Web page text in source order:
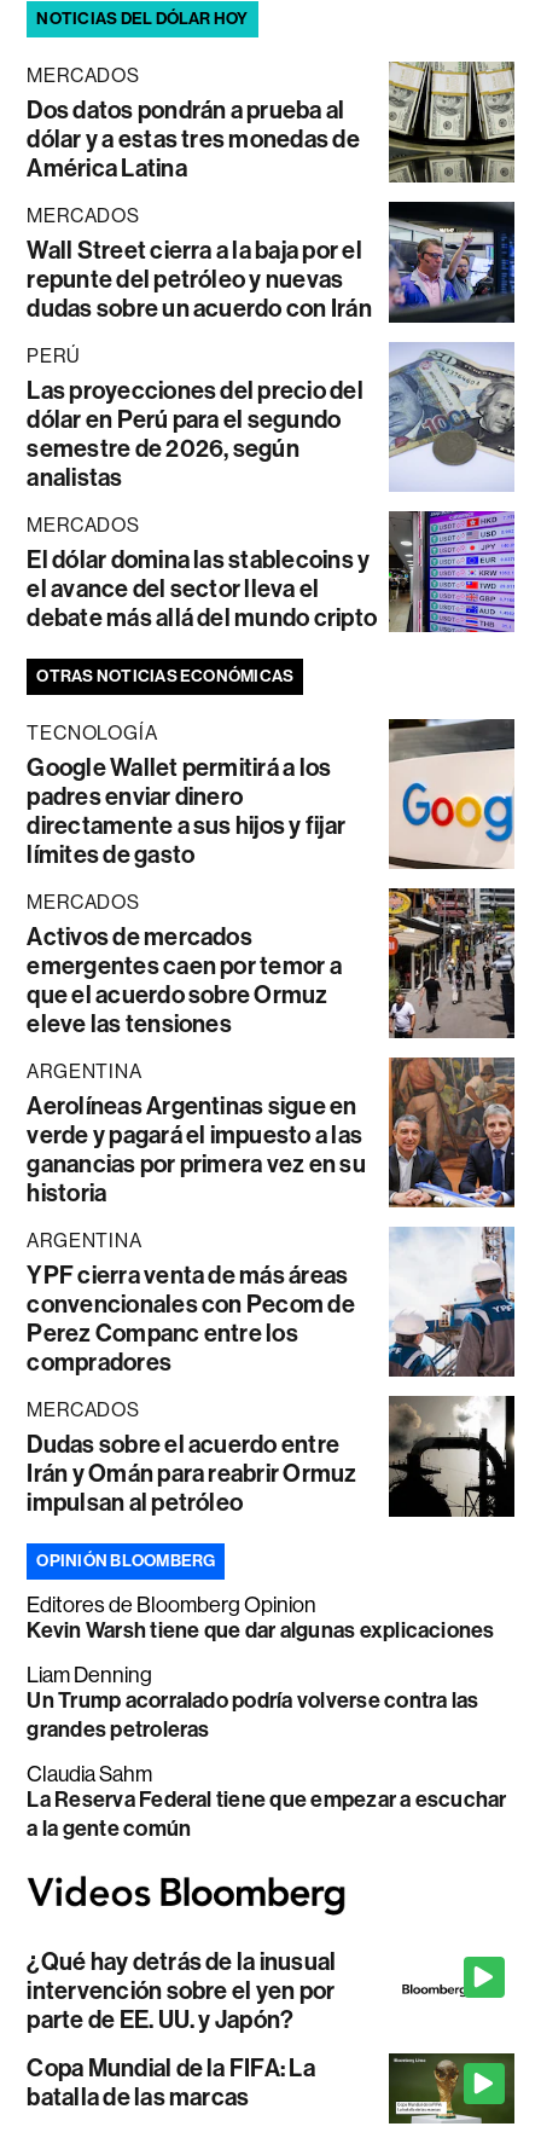
NOTICIAS DEL DÓLAR HOY
MERCADOS
Dos datos pondrán a prueba al
dólar y a estas tres monedas de
América Latina
MERCADOS
Wall Street cierra a la baja por el
repunte del petróleo y nuevas
dudas sobre un acuerdo con Irán
PERÚ
Las proyecciones del precio del
dólar en Perú para el segundo
semestre de 2026, según
analistas
MERCADOS
El dólar domina las stablecoins y
el avance del sector lleva el
debate más allá del mundo cripto
OTRAS NOTICIAS ECONÓMICAS
TECNOLOGÍA
Google Wallet permitirá a los
padres enviar dinero
directamente a sus hijos y fijar
límites de gasto
MERCADOS
Activos de mercados
emergentes caen por temor a
que el acuerdo sobre Ormuz
eleve las tensiones
ARGENTINA
Aerolíneas Argentinas sigue en
verde y pagará el impuesto a las
ganancias por primera vez en su
historia
ARGENTINA
YPF cierra venta de más áreas
convencionales con Pecom de
Perez Companc entre los
compradores
MERCADOS
Dudas sobre el acuerdo entre
Irán y Omán para reabrir Ormuz
impulsan al petróleo
OPINIÓN BLOOMBERG
Editores de Bloomberg Opinion
Kevin Warsh tiene que dar algunas explicaciones
Liam Denning
Un Trump acorralado podría volverse contra las
grandes petroleras
Claudia Sahm
La Reserva Federal tiene que empezar a escuchar
a la gente común
¿Qué hay detrás de la inusual
intervención sobre el yen por
parte de EE. UU. y Japón?
Copa Mundial de la FIFA: La
batalla de las marcas